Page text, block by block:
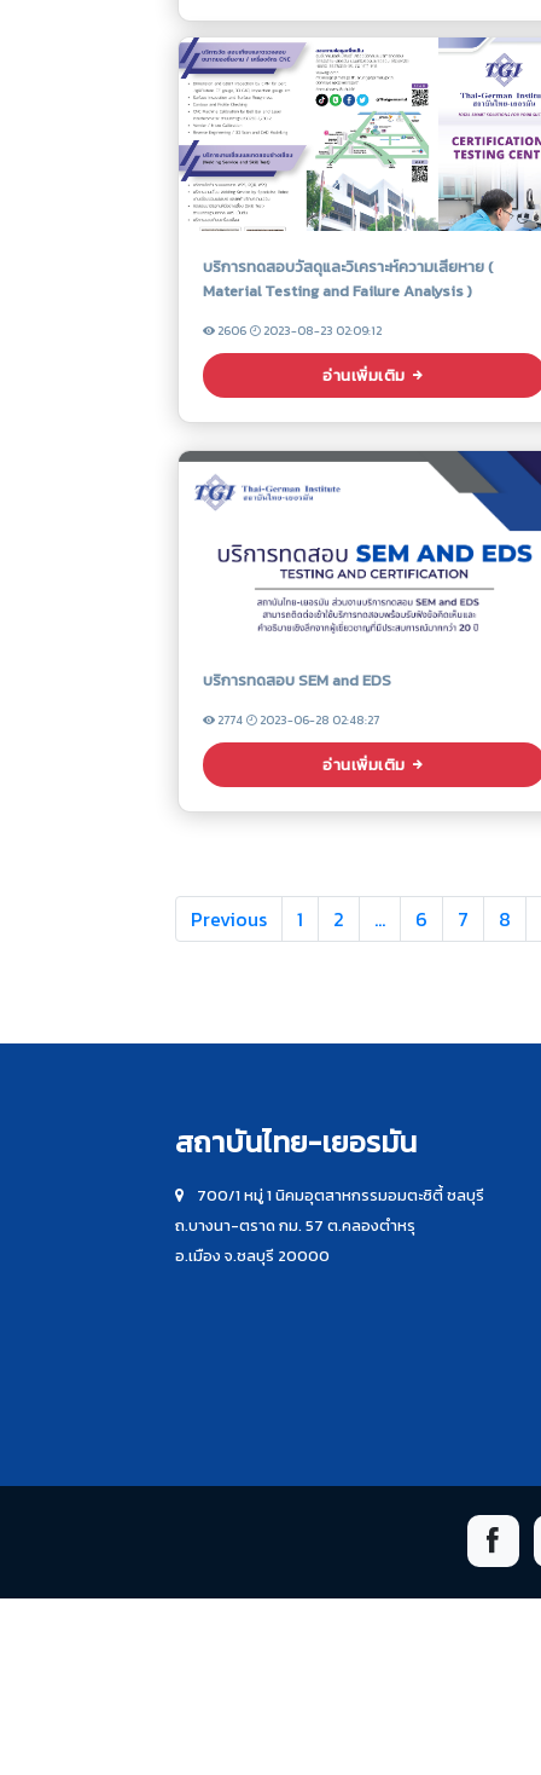
บริการทดสอบวัสดุและวิเคราะห์ความเสียหาย (
Material Testing and Failure Analysis )
2606 2023-08-23 02:09:12
อ่านเพิ่มเติม
บริการทดสอบ SEM and EDS
2774 2023-06-28 02:48:27
อ่านเพิ่มเติม
Previous 1 2 … 6 7 8
สถาบันไทย-เยอรมัน
700/1 หมู่ 1 นิคมอุตสาหกรรมอมตะซิตี้ ชลบุรี
ถ.บางนา-ตราด กม. 57 ต.คลองตำหรุ
อ.เมือง จ.ชลบุรี 20000